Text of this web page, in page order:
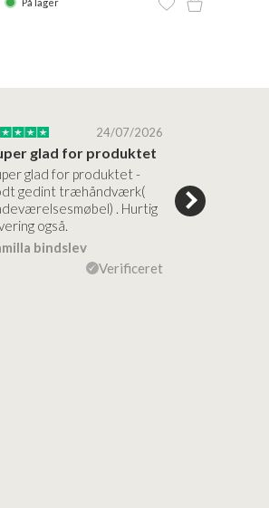
På lager
24/07/2026
glad for produktet
glad for produktet -
gedint træhåndværk(
. Hurtig
også.
bindslev
Verificeret
forståelig
nem